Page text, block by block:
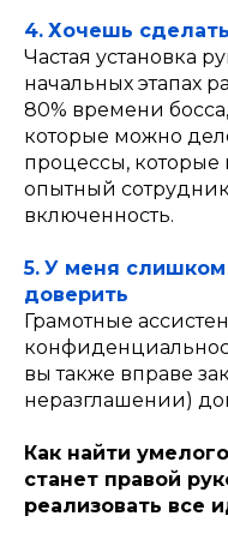
4. Хочешь
Частая установка
начальных этапах
80% времени
которые можно
процессы, которые
опытный
включенность.
5. У меня слишком
доверить
Грамотные
вы также вправе
неразглашении)
Как найти
станет правой
реализовать все